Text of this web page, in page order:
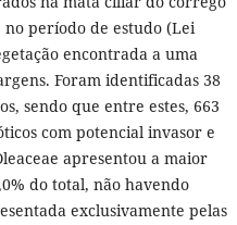
no período de estudo (Lei
encontrada a uma
Foram identificadas 38
sendo que entre estes, 663
com potencial invasor e
apresentou a maior
do total, não havendo
exclusivamente pelas